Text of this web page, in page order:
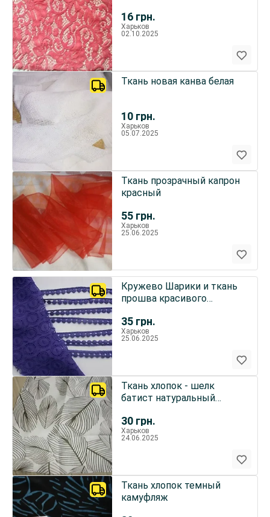
16 грн.
кусков
Харьков
02.10.2025
10 грн.
Ткань новая канва белая
Харьков
05.07.2025
55 грн.
Ткань прозрачный капрон
красный
Харьков
25.06.2025
35 грн.
Кружево Шарики и ткань
прошва красивого
набор
Харьков
25.06.2025
30 грн.
Ткань хлопок - шелк
батист натуральный
рукоделия
Харьков
24.06.2025
Ткань хлопок темный
камуфляж